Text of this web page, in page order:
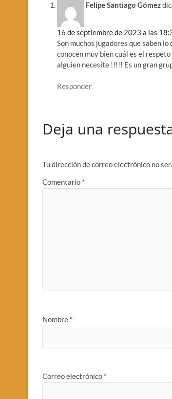
Felipe Santiago Gómez
16 de septiembre de 2023 a las
Son muchos jugadores que saben
conocen muy bien cuál es el
alguien necesite !!!!! Es un gran
Responder
Deja una
Tu dirección de correo electrónico no
Comentario *
Nombre *
Correo electrónico *